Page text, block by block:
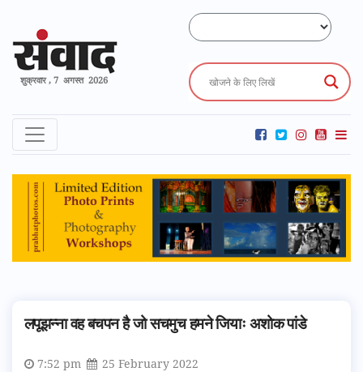
शुक्रवार , 7 अगस्त 2026
लपूझन्ना वह बचपन है जो सचमुच हमने जियाः अशोक पांडे
7:52 pm 25 February 2022